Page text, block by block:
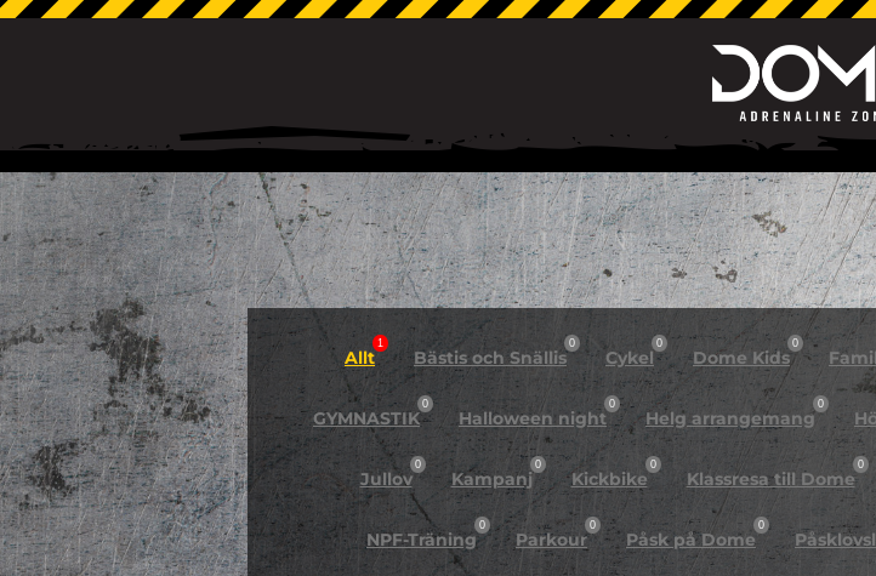
Allt
1
Bästis och Snällis
0
Cykel
0
Dome Kids
0
GYMNASTIK
0
Halloween night
0
Helg arrangemang
0
Jullov
0
Kampanj
0
Kickbike
0
Klassresa till Dome
0
NPF-Träning
0
Parkour
0
Påsk på Dome
0